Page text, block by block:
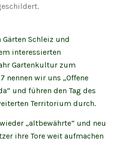
Schleiz und
interessierten
Gartenkultur zum
nennen wir uns „Offene
und führen den Tag des
Territorium durch.
„altbewährte“ und neu
ihre Tore weit aufmachen